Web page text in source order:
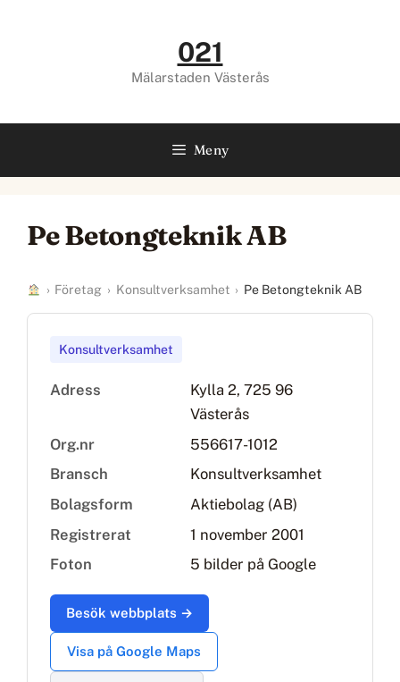
021
Mälarstaden Västerås
Meny
Pe Betongteknik AB
› Företag › Konsultverksamhet › Pe Betongteknik AB
Konsultverksamhet
Adress
Kylla 2, 725 96
Västerås
Org.nr
556617-1012
Bransch
Konsultverksamhet
Bolagsform
Aktiebolag (AB)
Registrerat
1 november 2001
Foton
5 bilder på Google
Besök webbplats →
Visa på Google Maps